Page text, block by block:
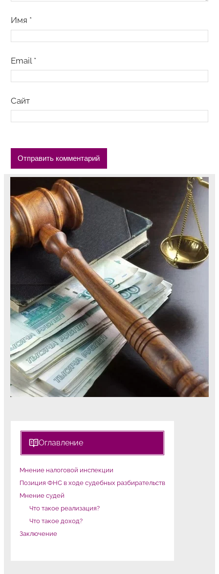
Имя *
Email *
Сайт
Оглавление
Мнение налоговой инспекции
Позиция ФНС в ходе судебных разбирательств
Мнение судей
Что такое реализация?
Что такое доход?
Заключение